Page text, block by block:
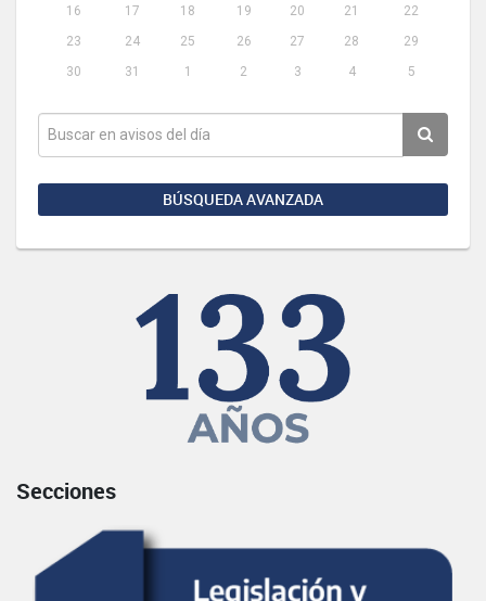
16
17 18 19 20 21
22
23
24 25 26 27 28
29
30
31 1 2 3 4 5
BÚSQUEDA AVANZADA
Secciones